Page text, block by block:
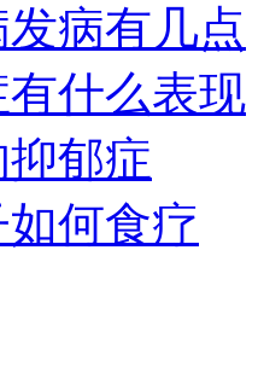
病有几点
什么表现
郁症
何食疗